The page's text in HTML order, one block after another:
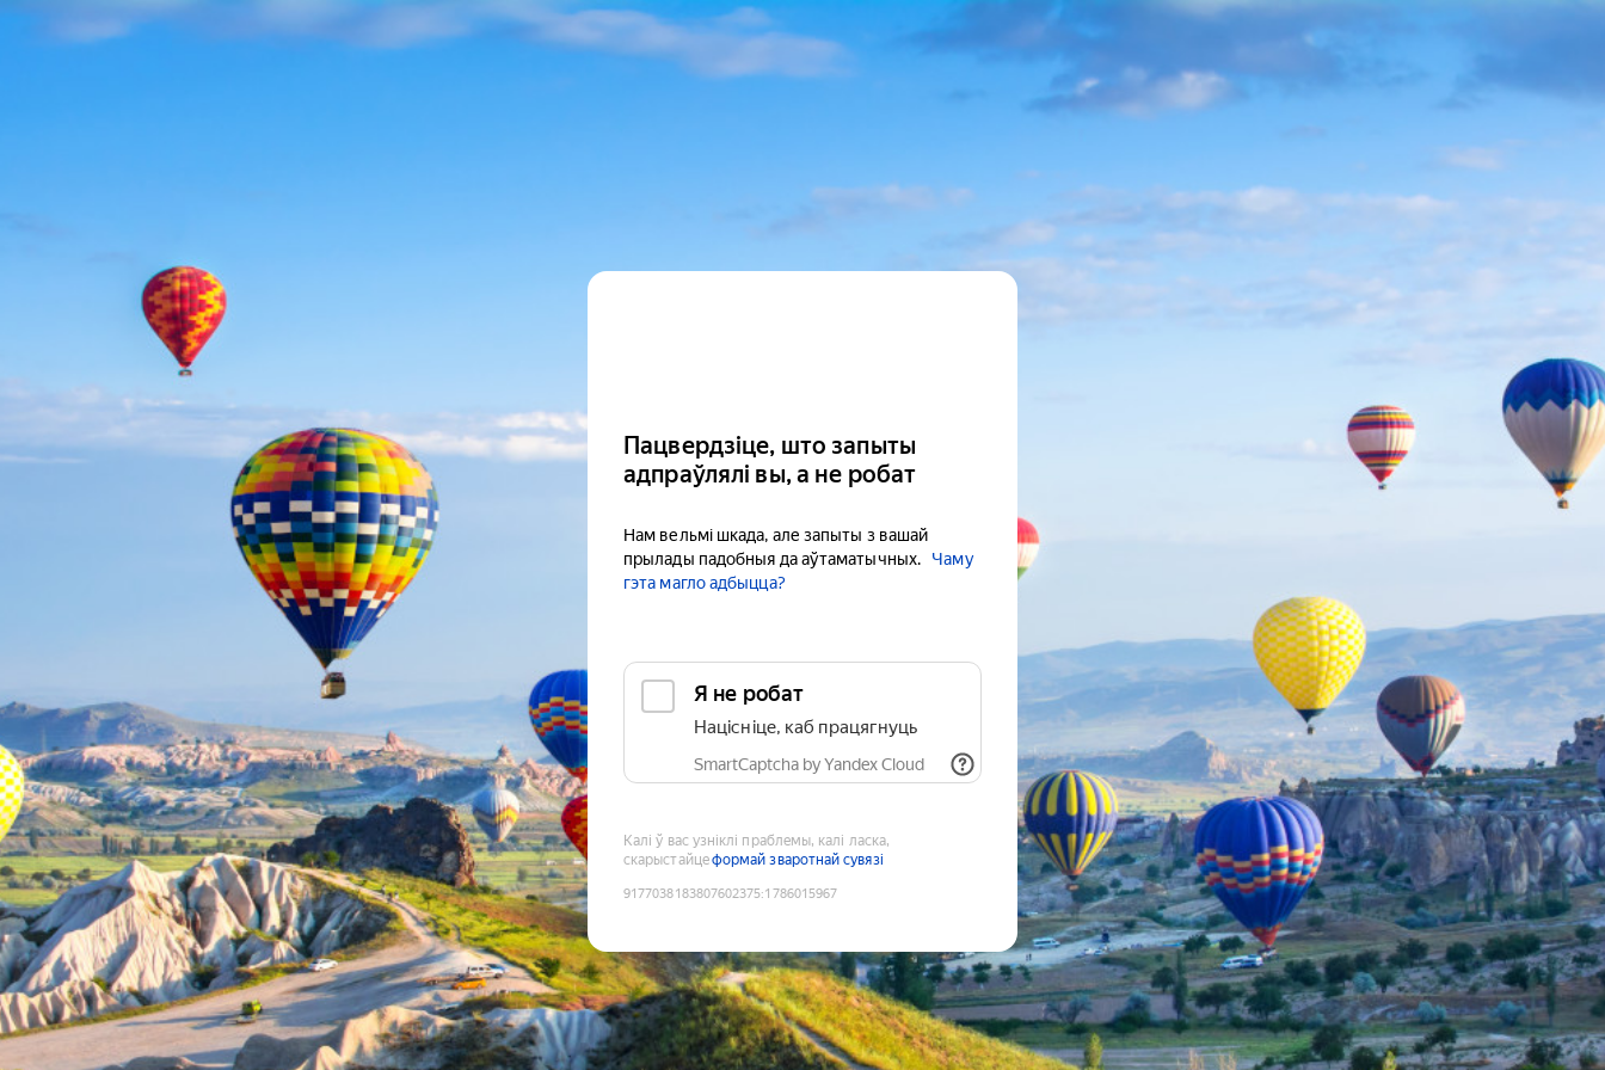
Пацвердзіце, што запыты
адпраўлялі вы, а не робат
Нам вельмі шкада, але запыты з вашай
прылады падобныя да аўтаматычных.
Чаму
гэта магло адбыцца?
Я не робат
Націсніце, каб працягнуць
SmartCaptcha by Yandex Cloud
Калі ў вас узніклі праблемы, калі ласка,
скарыстайцеформай зваротнай сувязі
9177038183807602375:1786015967